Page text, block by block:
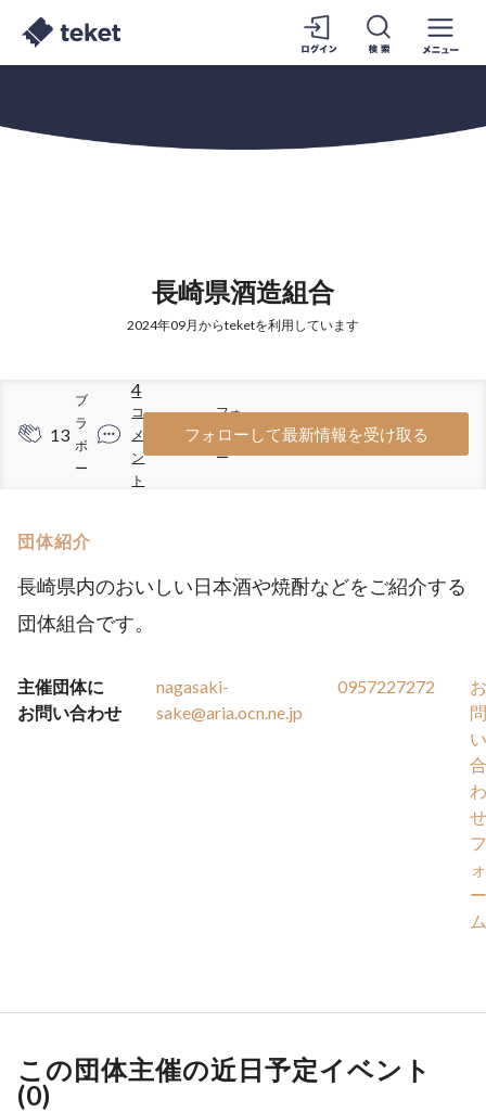
長崎県酒造組合
2024年09月からteketを利用しています
13
ブ
ラ
ボ
ー
4
コ
メ
ン
ト
31
フォ
ロワ
ー
フォローして最新情報を受け取る
団体紹介
長崎県内のおいしい日本酒や焼酎などをご紹介する
団体組合です。
主催団体に
お問い合わせ
nagasaki-
sake@aria.ocn.ne.jp
0957227272
お
問
い
合
わ
せ
フ
ォ
ー
ム
この団体主催の近日予定イベント
(0)